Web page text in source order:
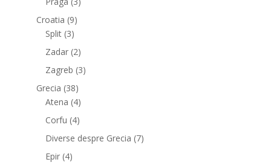
Croatia (9)
Split(3)
Zadar(2)
Zagreb (3)
Grecia (38)
Atena (4)
Corfu (4)
Diverse despre Grecia (7)
Epir(4)